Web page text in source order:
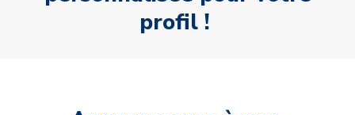
profil !